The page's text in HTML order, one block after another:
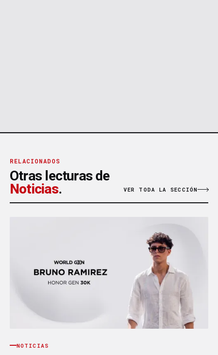
RELACIONADOS
Otras lecturas de
Noticias. VER TODA LA SECCIÓN
NOTICIAS